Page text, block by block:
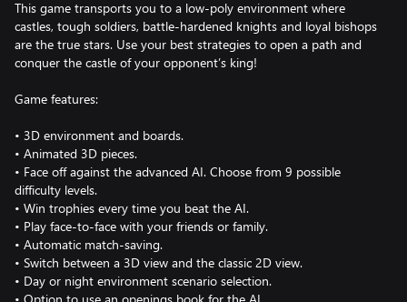
This game transports you to a low-poly environment where
castles, tough soldiers, battle-hardened knights and loyal bishops
are the true stars. Use your best strategies to open a path and
conquer the castle of your opponent’s king!
Game features:
• 3D environment and boards.
• Animated 3D pieces.
• Face off against the advanced AI. Choose from 9 possible
difficulty levels.
• Win trophies every time you beat the AI.
• Play face-to-face with your friends or family.
• Automatic match-saving.
• Switch between a 3D view and the classic 2D view.
• Day or night environment scenario selection.